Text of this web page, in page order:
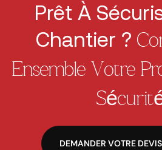
Prêt À
Chantier ?
Ensemble Votre
DEMANDER VOTRE